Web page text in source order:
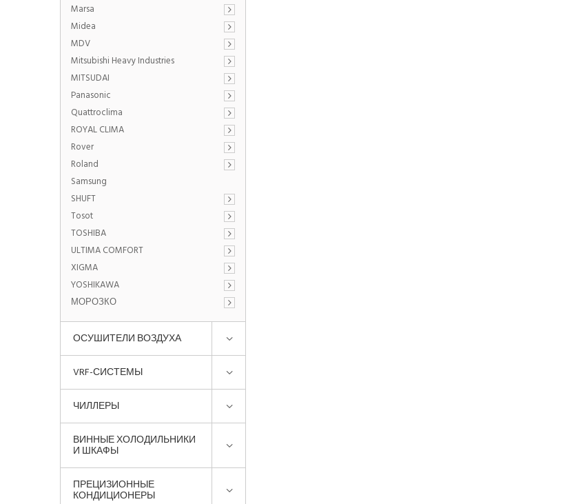
Marsa
Midea
MDV
Mitsubishi Heavy Industries
MITSUDAI
Panasonic
Quattroclima
ROYAL CLIMA
Rover
Roland
Samsung
SHUFT
Tosot
TOSHIBA
ULTIMA COMFORT
XIGMA
YOSHIKAWA
МОРОЗКО
ОСУШИТЕЛИ ВОЗДУХА
VRF-СИСТЕМЫ
ЧИЛЛЕРЫ
ВИННЫЕ ХОЛОДИЛЬНИКИ
И ШКАФЫ
ПРЕЦИЗИОННЫЕ
КОНДИЦИОНЕРЫ